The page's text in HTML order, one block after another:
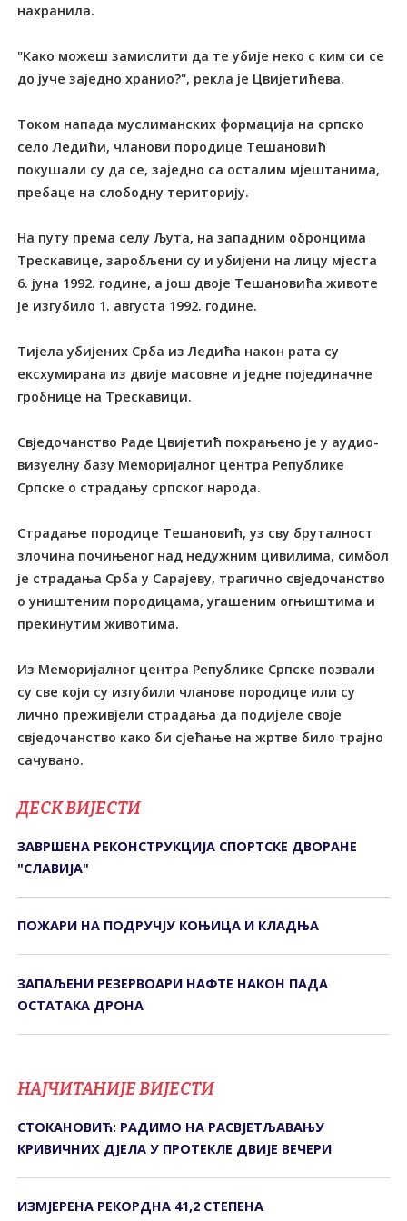
нахранила.
"Како можеш замислити да те убије неко с ким си се
до јуче заједно хранио?", рекла је Цвијетићева.
Током напада муслиманских формација на српско
село Ледићи, чланови породице Тешановић
покушали су да се, заједно са осталим мјештанима,
пребаце на слободну територију.
На путу према селу Љута, на западним обронцима
Трескавице, заробљени су и убијени на лицу мјеста
6. јуна 1992. године, а још двоје Тешановића животе
је изгубило 1. августа 1992. године.
Тијела убијених Срба из Ледића након рата су
ексхумирана из двије масовне и једне појединачне
гробнице на Трескавици.
Свједочанство Раде Цвијетић похрањено је у аудио-
визуелну базу Меморијалног центра Републике
Српске о страдању српског народа.
Страдање породице Тешановић, уз сву бруталност
злочина почињеног над недужним цивилима, симбол
је страдања Срба у Сарајеву, трагично свједочанство
о уништеним породицама, угашеним огњиштима и
прекинутим животима.
Из Меморијалног центра Републике Српске позвали
су све који су изгубили чланове породице или су
лично преживјели страдања да подијеле своје
свједочанство како би сјећање на жртве било трајно
сачувано.
ДЕСК ВИЈЕСТИ
ЗАВРШЕНА РЕКОНСТРУКЦИЈА СПОРТСКЕ ДВОРАНЕ
"СЛАВИЈА"
ПОЖАРИ НА ПОДРУЧЈУ КОЊИЦА И КЛАДЊА
ЗАПАЉЕНИ РЕЗЕРВОАРИ НАФТЕ НАКОН ПАДА
ОСТАТАКА ДРОНА
НАЈЧИТАНИЈЕ ВИЈЕСТИ
СТОКАНОВИЋ: РАДИМО НА РАСВЈЕТЉАВАЊУ
КРИВИЧНИХ ДЈЕЛА У ПРОТЕКЛЕ ДВИЈЕ ВЕЧЕРИ
ИЗМЈЕРЕНА РЕКОРДНА 41,2 СТЕПЕНА